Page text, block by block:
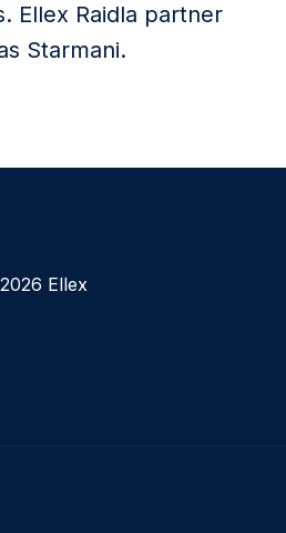
Ellex Raidla partner
Starmani.
Ellex